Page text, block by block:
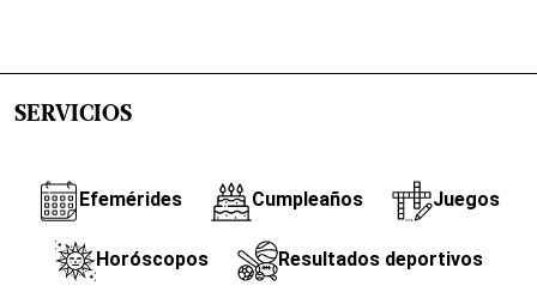
SERVICIOS
Efemérides Cumpleaños Juegos
Horóscopos Resultados deportivos